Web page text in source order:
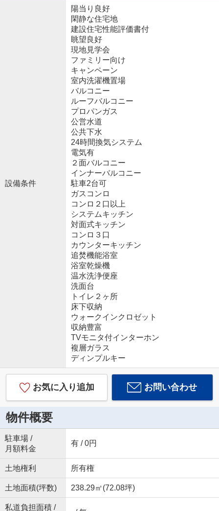
設備条件
陽当り良好
閑静な住宅地
建設住宅性能評価書付
眺望良好
現地見学会
ファミリー向け
キャンペーン
室内洗濯機置場
バルコニー
ルーフバルコニー
プロパンガス
公営水道
公共下水
24時間換気システム
電気有
２面バルコニー
インナーバルコニー
駐車2台可
ガスコンロ
コンロ２口以上
システムキッチン
対面式キッチン
コンロ３口
カウンターキッチン
追焚機能浴室
浴室乾燥機
温水洗浄便座
洗面台
トイレ２ヶ所
床下収納
ウォークインクロゼット
収納豊富
TVモニタ付インターホン
複層ガラス
ディンプルキー
お気に入り追加 お問い合わせ
物件概要
駐車場 /
月額料金
有 / 0円
土地権利 所有権
土地面積(坪数) 238.29㎡(72.08坪)
私道負担面積 /